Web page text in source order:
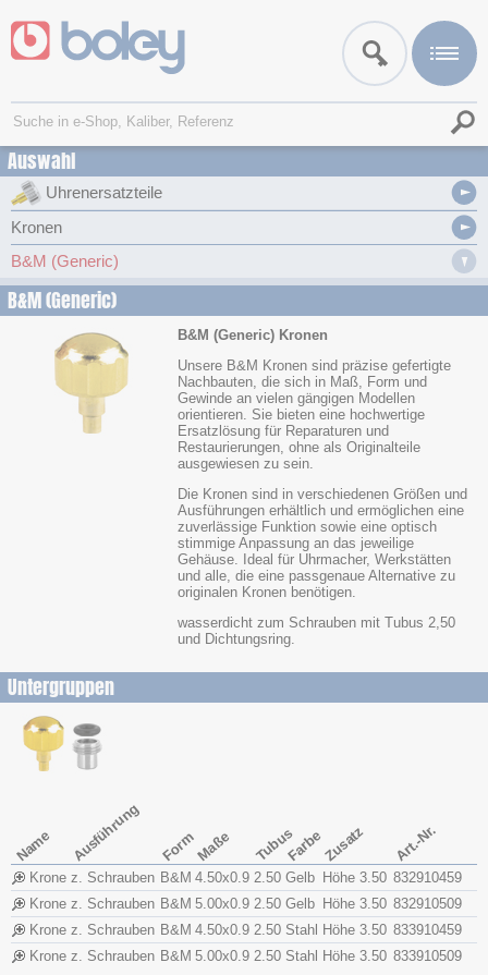
Auswahl
Uhrenersatzteile
Kronen
B&M (Generic)
B&M (Generic)
B&M (Generic) Kronen
Unsere B&M Kronen sind präzise gefertigte
Nachbauten, die sich in Maß, Form und
Gewinde an vielen gängigen Modellen
orientieren. Sie bieten eine hochwertige
Ersatzlösung für Reparaturen und
Restaurierungen, ohne als Originalteile
ausgewiesen zu sein.
Die Kronen sind in verschiedenen Größen und
Ausführungen erhältlich und ermöglichen eine
zuverlässige Funktion sowie eine optisch
stimmige Anpassung an das jeweilige
Gehäuse. Ideal für Uhrmacher, Werkstätten
und alle, die eine passgenaue Alternative zu
originalen Kronen benötigen.
wasserdicht zum Schrauben mit Tubus 2,50
und Dichtungsring.
Untergruppen
Name Ausführung FormMaße TubusFarbeZusatz Art.-Nr.
Krone z. Schrauben B&M 4.50x​0.9 2.50 Gelb Höhe 3.50 832910459
Krone z. Schrauben B&M 5.00x​0.9 2.50 Gelb Höhe 3.50 832910509
Krone z. Schrauben B&M 4.50x​0.9 2.50 Stahl Höhe 3.50 833910459
Krone z. Schrauben B&M 5.00x​0.9 2.50 Stahl Höhe 3.50 833910509